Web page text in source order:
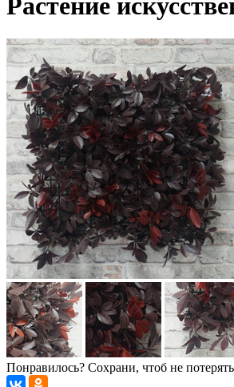
Растение
Понравилось? Сохрани, чтоб не